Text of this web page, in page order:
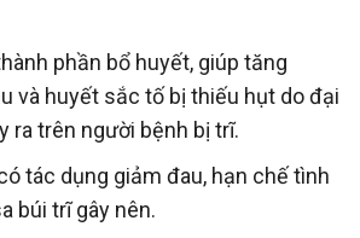
phần bổ huyết, giúp tăng
và huyết sắc tố bị thiếu hụt do đại
ra trên người bệnh bị trĩ.
tác dụng giảm đau, hạn chế tình
búi trĩ gây nên.